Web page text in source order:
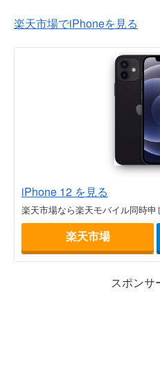
楽天市場でiPhoneを見る
iPhone 12 を見る
楽天市場なら楽天モバイル同時
楽天市場
スポンサ